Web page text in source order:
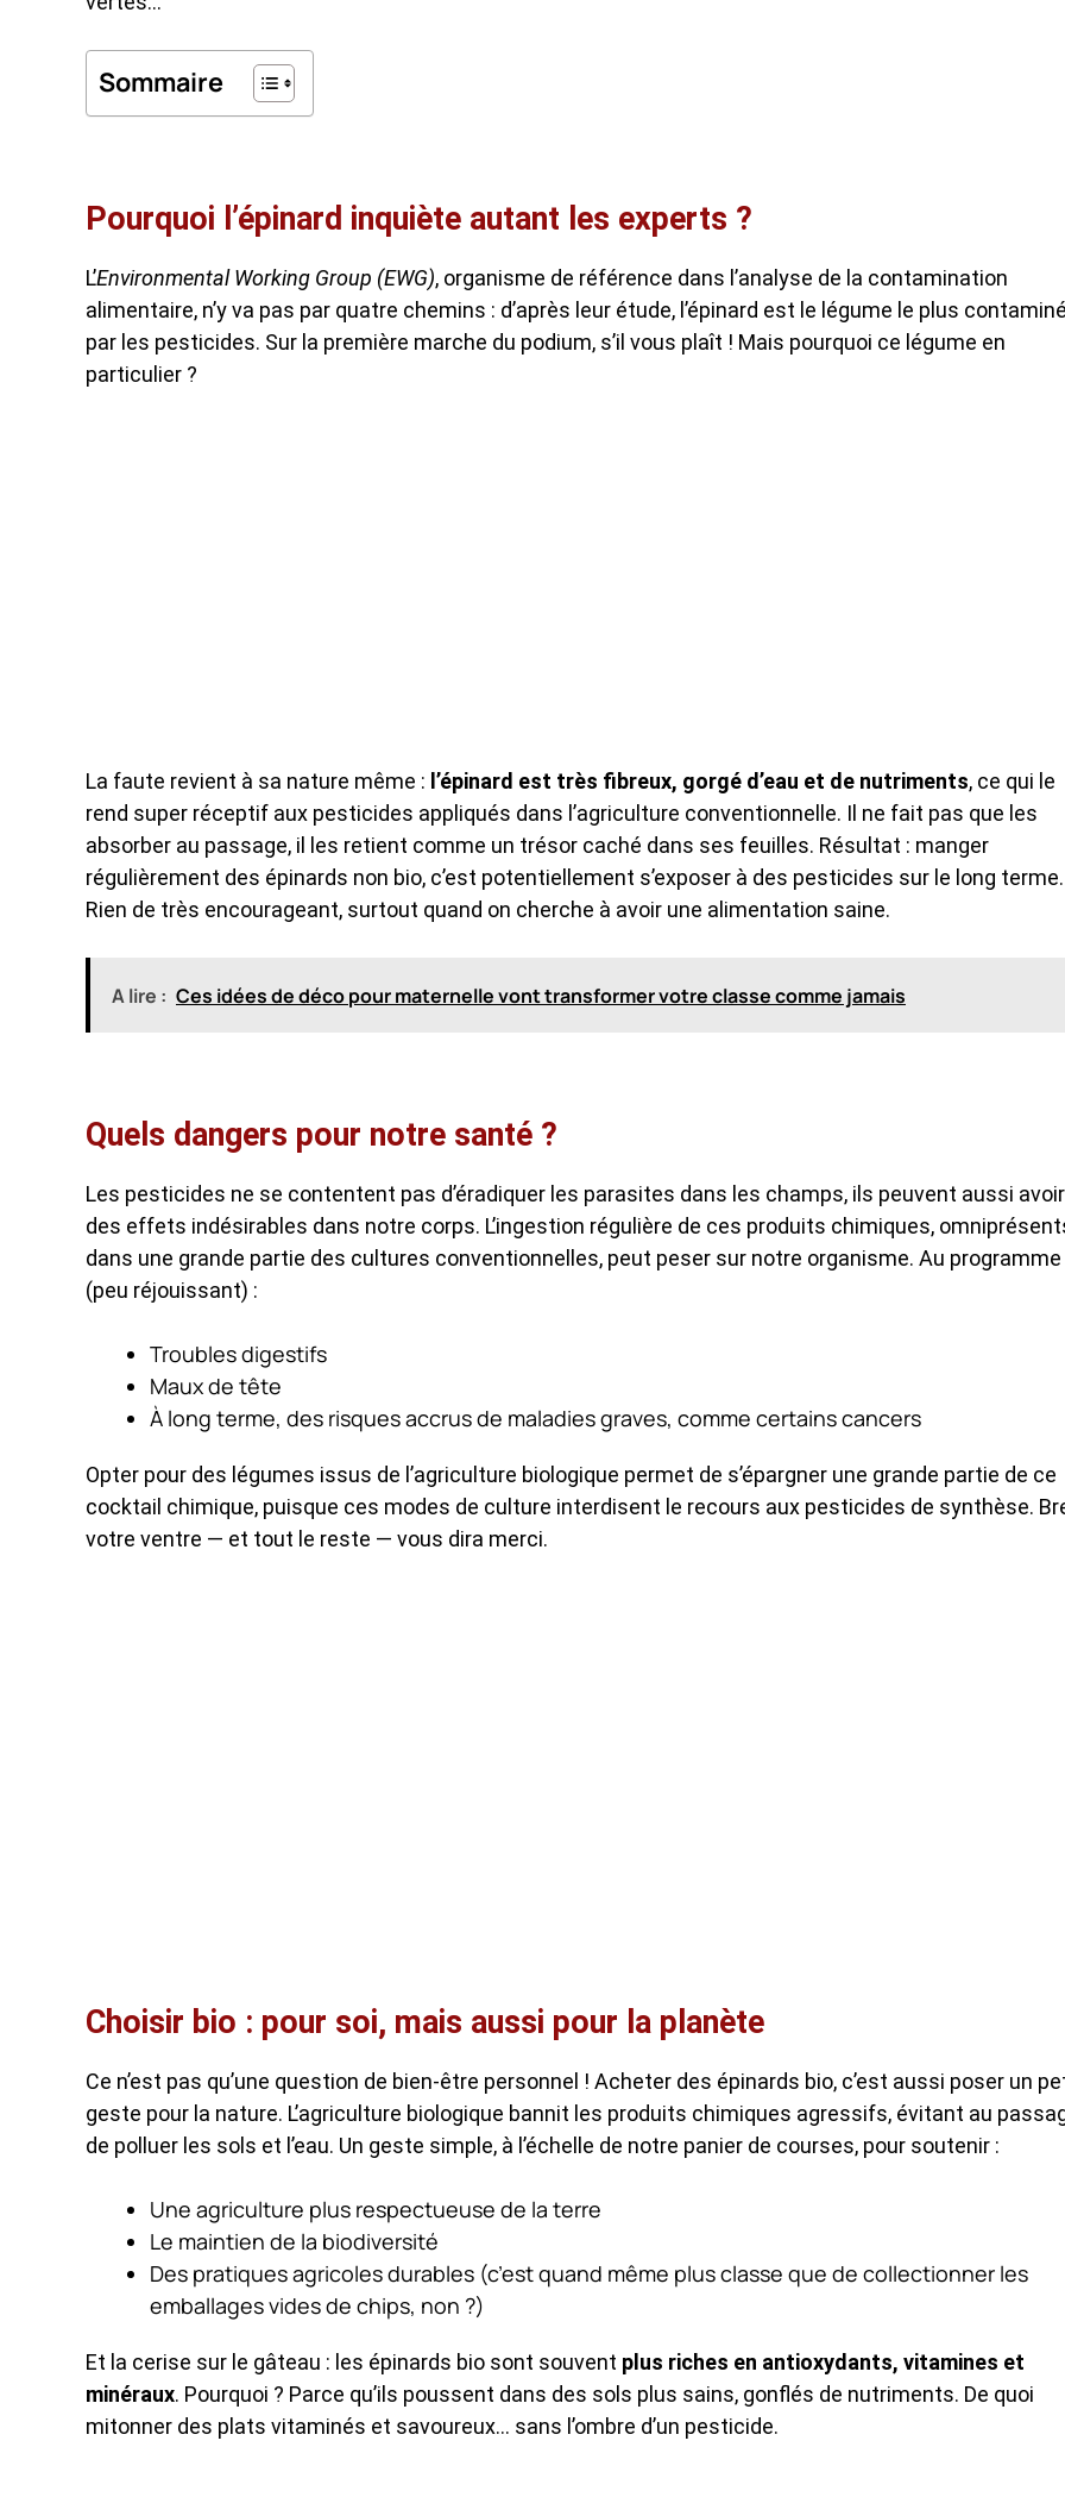
Sommaire
Pourquoi l’épinard inquiète autant les experts ?
L’Environmental Working Group (EWG), organisme de référence dans l’analyse de la contamination
alimentaire, n’y va pas par quatre chemins : d’après leur étude, l’épinard est le légume le plus
par les pesticides. Sur la première marche du podium, s’il vous plaît ! Mais pourquoi ce légume en
particulier ?
La faute revient à sa nature même : l’épinard est très fibreux, gorgé d’eau et de nutriments, ce qui le
rend super réceptif aux pesticides appliqués dans l’agriculture conventionnelle. Il ne fait pas que les
absorber au passage, il les retient comme un trésor caché dans ses feuilles. Résultat : manger
régulièrement des épinards non bio, c’est potentiellement s’exposer à des pesticides sur le long terme.
Rien de très encourageant, surtout quand on cherche à avoir une alimentation saine.
A lire : Ces idées de déco pour maternelle vont transformer votre classe comme jamais
Quels dangers pour notre santé ?
Les pesticides ne se contentent pas d’éradiquer les parasites dans les champs, ils peuvent aussi avoir
des effets indésirables dans notre corps. L’ingestion régulière de ces produits chimiques,
dans une grande partie des cultures conventionnelles, peut peser sur notre organisme. Au programme
(peu réjouissant) :
Troubles digestifs
Maux de tête
À long terme, des risques accrus de maladies graves, comme certains cancers
Opter pour des légumes issus de l’agriculture biologique permet de s’épargner une grande partie de ce
cocktail chimique, puisque ces modes de culture interdisent le recours aux pesticides de synthèse.
votre ventre — et tout le reste — vous dira merci.
Choisir bio : pour soi, mais aussi pour la planète
Ce n’est pas qu’une question de bien-être personnel ! Acheter des épinards bio, c’est aussi poser un
geste pour la nature. L’agriculture biologique bannit les produits chimiques agressifs, évitant au
de polluer les sols et l’eau. Un geste simple, à l’échelle de notre panier de courses, pour soutenir :
Une agriculture plus respectueuse de la terre
Le maintien de la biodiversité
Des pratiques agricoles durables (c’est quand même plus classe que de collectionner les
emballages vides de chips, non ?)
Et la cerise sur le gâteau : les épinards bio sont souvent plus riches en antioxydants, vitamines et
minéraux. Pourquoi ? Parce qu’ils poussent dans des sols plus sains, gonflés de nutriments. De quoi
mitonner des plats vitaminés et savoureux… sans l’ombre d’un pesticide.